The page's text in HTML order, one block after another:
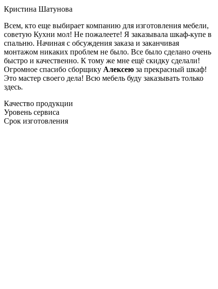
Кристина Шатунова
Всем, кто еще выбирает компанию для изготовления мебели,
советую Кухни мол! Не пожалеете! Я заказывала шкаф-купе в
спальню. Начиная с обсуждения заказа и заканчивая
монтажом никаких проблем не было. Все было сделано очень
быстро и качественно. К тому же мне ещё скидку сделали!
Огромное спасибо сборщику Алексею за прекрасный шкаф!
Это мастер своего дела! Всю мебель буду заказывать только
здесь.
Качество продукции
Уровень сервиса
Срок изготовления